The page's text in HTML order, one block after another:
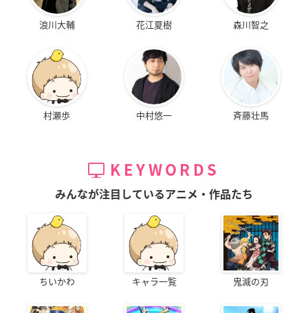
浪川大輔 花江夏樹 森川智之
村瀬歩 中村悠一 斉藤壮馬
KEYWORDS
みんなが注目しているアニメ・作品たち
ちいかわ キャラ一覧 鬼滅の刃